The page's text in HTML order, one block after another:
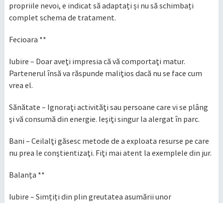
propriile nevoi, e indicat să adaptați și nu să schimbați
complet schema de tratament.
Fecioara **
Iubire – Doar aveţi impresia că vă comportaţi matur.
Partenerul însă va răspunde maliţios dacă nu se face cum
vrea el.
Sănătate – Ignoraţi activităţi sau persoane care vi se plâng
şi vă consumă din energie. Ieşiţi singur la alergat în parc.
Bani – Ceilalţi găsesc metode de a exploata resurse pe care
nu prea le conştientizaţi. Fiţi mai atent la exemplele din jur.
Balanța **
Iubire – Simțiți din plin greutatea asumării unor